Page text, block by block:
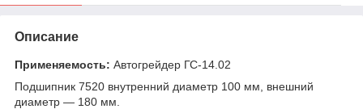
Описание
Применяемость: Автогрейдер ГС-14.02
Подшипник 7520 внутренний диаметр 100 мм, внешний
диаметр — 180 мм.